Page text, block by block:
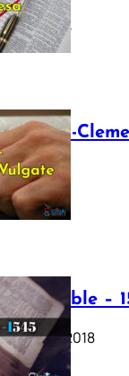
16, 2025
Sixto-
12, 2025
Bible –
17, 2018